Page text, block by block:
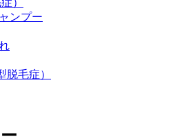
）
ンプー
脱毛症）